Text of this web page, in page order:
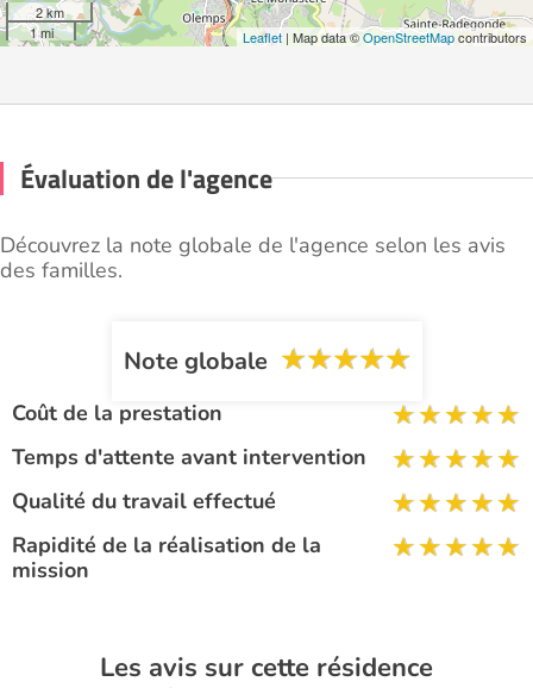
2 km
1 mi
Leaflet | Map data ©OpenStreetMapcontributors
Évaluation de l'agence
Découvrez la note globale de l'agence selon les avis
des familles.
Note globale
Coût de la prestation
Temps d'attente avant intervention
Qualité du travail effectué
Rapidité de la réalisation de la
mission
Les avis sur cette résidence